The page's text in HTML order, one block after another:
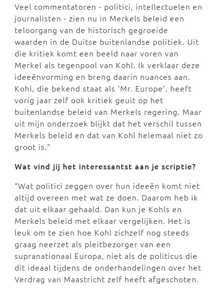
Veel commentatoren - politici, intellectuelen en
journalisten - zien nu in Merkels beleid een
teloorgang van de historisch gegroeide
waarden in de Duitse buitenlandse politiek. Uit
die kritiek komt een beeld naar voren van
Merkel als tegenpool van Kohl. Ik verklaar deze
ideeënvorming en breng daarin nuances aan.
Kohl, die bekend staat als ‘Mr. Europe’, heeft
vorig jaar zelf ook kritiek geuit op het
buitenlandse beleid van Merkels regering. Maar
uit mijn onderzoek blijkt dat het verschil tussen
Merkels beleid en dat van Kohl helemaal niet zo
groot is.”
Wat vind jij het interessantst aan je scriptie?
“Wat politici zeggen over hun ideeën komt niet
altijd overeen met wat ze doen. Daarom heb ik
dat uit elkaar gehaald. Dan kun je Kohls en
Merkels beleid met elkaar vergelijken. Het is
leuk om te zien hoe Kohl zichzelf nog steeds
graag neerzet als pleitbezorger van een
supranationaal Europa, niet als de politicus die
dit ideaal tijdens de onderhandelingen over het
Verdrag van Maastricht zelf heeft afgeschoten.